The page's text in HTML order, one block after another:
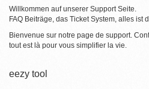
Willkommen auf unserer Support Seite.
FAQ Beiträge, das Ticket System, alles ist
Bienvenue sur notre page de support.
tout est là pour vous simplifier la vie.
eezy tool